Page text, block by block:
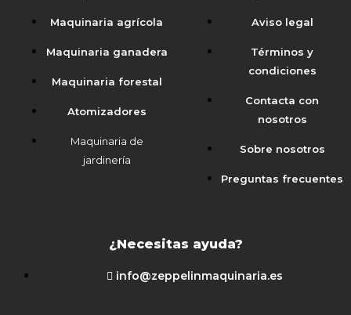
Maquinaria agrícola
Maquinaria ganadera
Maquinaria forestal
Atomizadores
Maquinaria de
jardinería
Aviso legal
Términos y
condiciones
Contacta con
nosotros
Sobre nosotros
Preguntas frecuentes
¿Necesitas ayuda?
info@zeppelinmaquinaria.es